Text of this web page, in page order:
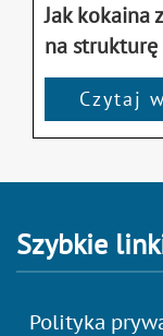
Jak kokaina
na strukturę
Czytaj
Szybkie
Polityka